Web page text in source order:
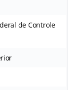
de Controle